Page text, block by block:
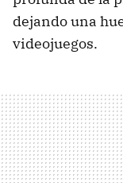
dejando una
videojuegos.